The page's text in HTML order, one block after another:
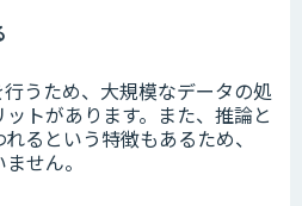
うため、大規模なデータの処
トがあります。また、推論と
るという特徴もあるため、
せん。